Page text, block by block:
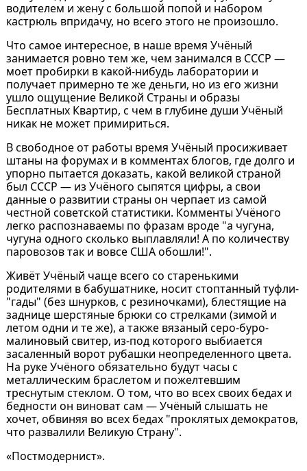
водителем и жену с большой попой и набором
кастрюль впридачу, но всего этого не произошло.
Что самое интересное, в наше время Учёный
занимается ровно тем же, чем занимался в СССР —
моет пробирки в какой-нибудь лаборатории и
получает примерно те же деньги, но из его жизни
ушло ощущение Великой Страны и образы
Бесплатных Квартир, с чем в глубине души Учёный
никак не может примириться.
В свободное от работы время Учёный просиживает
штаны на форумах и в комментах блогов, где долго и
упорно пытается доказать, какой великой страной
был СССР — из Учёного сыпятся цифры, а свои
данные о развитии страны он черпает из самой
честной советской статистики. Комменты Учёного
легко распознаваемы по фразам вроде "а чугуна,
чугуна одного сколько выплавляли! А по количеству
паровозов так и вовсе США обошли!".
Живёт Учёный чаще всего со старенькими
родителями в бабушатнике, носит стоптанный туфли-
"гады" (без шнурков, с резиночками), блестящие на
заднице шерстяные брюки со стрелками (зимой и
летом одни и те же), а также вязаный серо-буро-
малиновый свитер, из-под которого выбиается
засаленный ворот рубашки неопределенного цвета.
На руке Учёного обязательно будут часы с
металлическим браслетом и пожелтевшим
треснутым стеклом. О том, что во всех своих бедах и
бедности он виноват сам — Учёный слышать не
хочет, обвиняя во всех бедах "проклятых демократов,
что развалили Великую Страну".
«Постмодернист».